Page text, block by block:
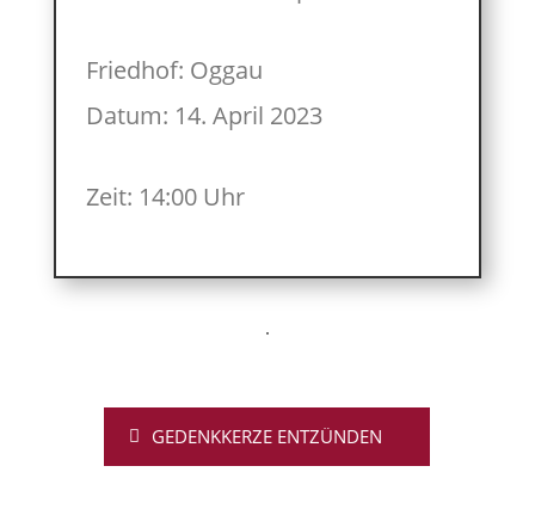
Friedhof: Oggau
Datum: 14. April 2023
Zeit: 14:00 Uhr
GEDENKKERZE ENTZÜNDEN